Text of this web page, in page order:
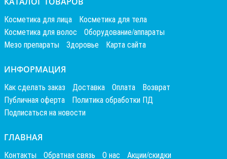
Косметика для лица
Косметика для тела
Косметика для волос
Оборудование/аппараты
Мезо препараты
Здоровье Карта сайта
ИНФОРМАЦИЯ
Как сделать заказ Доставка Оплата
Возврат
Публичная оферта
Политика обработки ПД
Подписаться на новости
ГЛАВНАЯ
Контакты Обратная связь О нас Акции/скидки